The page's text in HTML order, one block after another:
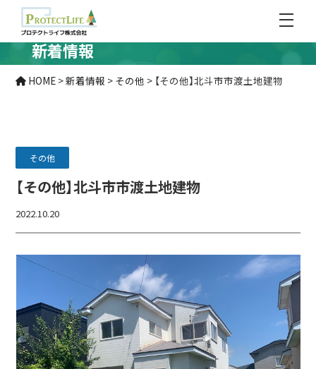
新着情報
HOME >新着情報 > その他 > 【その他】北斗市市渡土地建物
その他
【その他】北斗市市渡土地建物
2022.10.20